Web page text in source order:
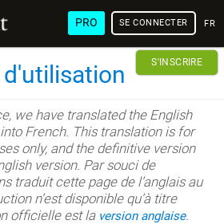
PRO SE CONNECTER
S'INSCRIRE
we have translated the English
French. This translation is for
only, and the definitive version
version. Par souci de
traduit cette page de l’anglais au
n’est disponible qu’à titre
officielle est la version anglaise.